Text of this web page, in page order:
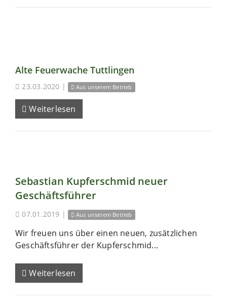
Alte Feuerwache Tuttlingen
23.03.2020 | Aus unserem Betrieb
Weiterlesen
Sebastian Kupferschmid neuer
Geschäftsführer
07.01.2019 | Aus unserem Betrieb
Wir freuen uns über einen neuen, zusätzlichen
Geschäftsführer der Kupferschmid...
Weiterlesen